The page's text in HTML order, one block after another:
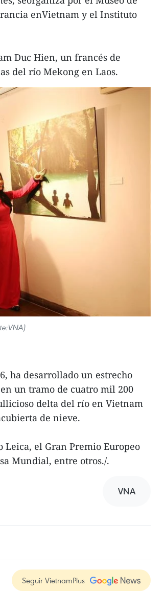
enVietnam y el Instituto
Duc Hien, un francés de
del río Mekong en Laos.
ha desarrollado un estrecho
un tramo de cuatro mil 200
delta del río en Vietnam
de nieve.
el Gran Premio Europeo
Mundial, entre otros./.
VNA
Seguir VietnamPlus